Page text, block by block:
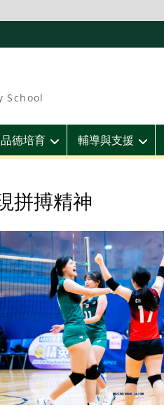
School
品德培育 輔導與支援
拼搏精神